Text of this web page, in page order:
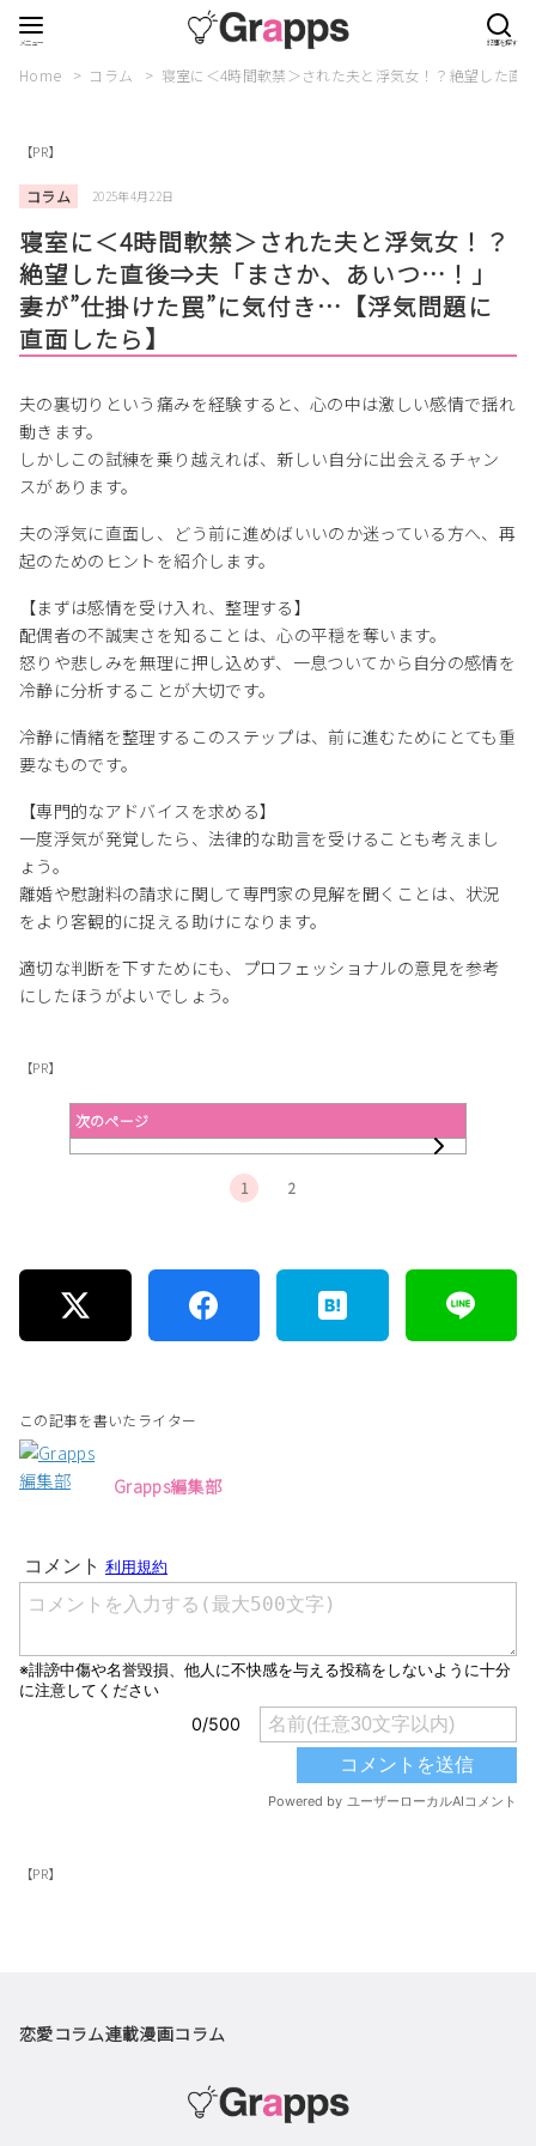
Home コラム 寝室に＜4時間軟禁＞された夫と浮気女！？絶望した
【PR】
コラム 2025年4月22日
寝室に＜4時間軟禁＞された夫と浮気女！？
絶望した直後⇒夫「まさか、あいつ…！」
妻が”仕掛けた罠”に気付き…【浮気問題に
直面したら】
夫の裏切りという痛みを経験すると、心の中は激しい感情で揺れ
動きます。
しかしこの試練を乗り越えれば、新しい自分に出会えるチャン
スがあります。
夫の浮気に直面し、どう前に進めばいいのか迷っている方へ、再
起のためのヒントを紹介します。
【まずは感情を受け入れ、整理する】
配偶者の不誠実さを知ることは、心の平穏を奪います。
怒りや悲しみを無理に押し込めず、一息ついてから自分の感情を
冷静に分析することが大切です。
冷静に情緒を整理するこのステップは、前に進むためにとても重
要なものです。
【専門的なアドバイスを求める】
一度浮気が発覚したら、法律的な助言を受けることも考えまし
ょう。
離婚や慰謝料の請求に関して専門家の見解を聞くことは、状況
をより客観的に捉える助けになります。
適切な判断を下すためにも、プロフェッショナルの意見を参考
にしたほうがよいでしょう。
【PR】
次のページ
1 2
この記事を書いたライター
Grapps編集部
【PR】
恋愛コラム連載漫画コラム